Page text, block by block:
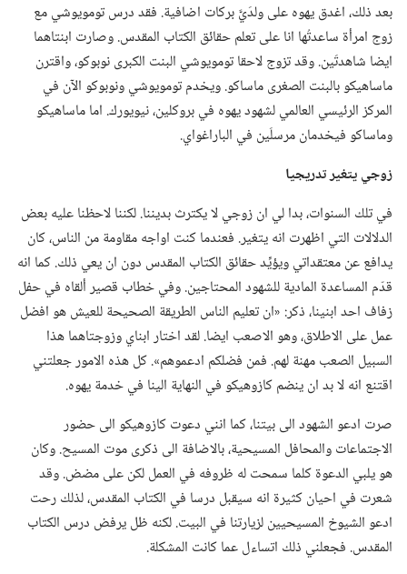
بعد ذلك،‏ اغدق يهوه على ولدَيَّ بركات اضافية.‏ فقد درس تومويوشي مع
زوج امرأة ساعدتُها انا على تعلم حقائق الكتاب المقدس.‏ وصارت ابنتاهما
ايضا شاهدتَين.‏ وقد تزوج لاحقا تومويوشي البنت الكبرى نوبوكو،‏ واقترن
ماساهيكو بالبنت الصغرى ماساكو.‏ ويخدم تومويوشي ونوبوكو الآن في
المركز الرئيسي العالمي لشهود يهوه في بروكلين،‏ نيويورك.‏ اما ماساهيكو
وماساكو فيخدمان مرسلَين في الباراغواي.‏
زوجي يتغير تدريجيا
في تلك السنوات،‏ بدا لي ان زوجي لا يكترث بديننا.‏ لكننا لاحظنا عليه بعض
الدلالات التي اظهرت انه يتغير.‏ فعندما كنت اواجه مقاومة من الناس،‏ كان
يدافع عن معتقداتي ويؤيِّد حقائق الكتاب المقدس دون ان يعي ذلك.‏ كما انه
قدّم المساعدة المادية للشهود المحتاجين.‏ وفي خطاب قصير ألقاه في حفل
زفاف احد ابنينا،‏ ذكر:‏ «ان تعليم الناس الطريقة الصحيحة للعيش هو افضل
عمل على الاطلاق،‏ وهو الاصعب ايضا.‏ لقد اختار ابناي وزوجتاهما هذا
السبيل الصعب مهنة لهم.‏ فمن فضلكم ادعموهم».‏ كل هذه الامور جعلتني
اقتنع انه لا بد ان ينضم كازوهيكو في النهاية الينا في خدمة يهوه.‏
صرت ادعو الشهود الى بيتنا،‏ كما انني دعوت كازوهيكو الى حضور
الاجتماعات والمحافل المسيحية،‏ بالاضافة الى ذكرى موت المسيح.‏ وكان
هو يلبي الدعوة كلما سمحت له ظروفه في العمل لكن على مضض.‏ وقد
شعرت في احيان كثيرة انه سيقبل درسا في الكتاب المقدس،‏ لذلك رحت
ادعو الشيوخ المسيحيين لزيارتنا في البيت.‏ لكنه ظل يرفض درس الكتاب
المقدس.‏ فجعلني ذلك اتساءل عما كانت المشكلة.‏